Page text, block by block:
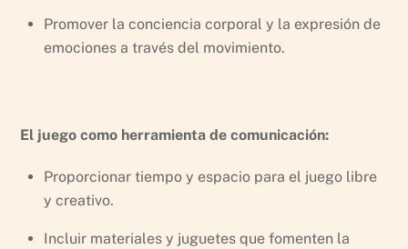
Promover la conciencia corporal y la expresión de
emociones a través del movimiento.
El juego como herramienta de comunicación:
Proporcionar tiempo y espacio para el juego libre
y creativo.
Incluir materiales y juguetes que fomenten la